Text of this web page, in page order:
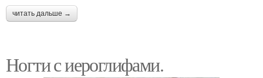
читать дальше →
Ногти с иероглифами.